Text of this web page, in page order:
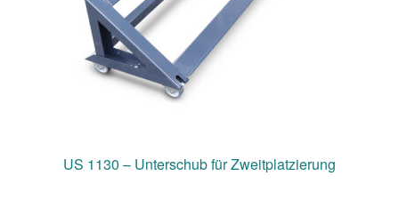
US 1130 – Unterschub für Zweitplatzierung